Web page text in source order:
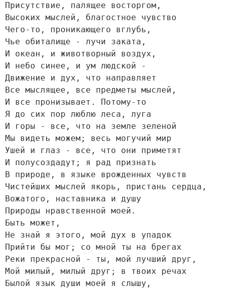
Присутствие, палящее восторгом,
Высоких мыслей, благостное чувство
Чего-то, проникающего вглубь,
Чье обиталище - лучи заката,
И океан, и животворный воздух,
И небо синее, и ум людской -
Движение и дух, что направляет
Все мыслящее, все предметы мыслей,
И все пронизывает. Потому-то
Я до сих пор люблю леса, луга
И горы - все, что на земле зеленой
Мы видеть можем; весь могучий мир
Ушей и глаз - все, что они приметят
И полусоздадут; я рад признать
В природе, в языке врожденных чувств
Чистейших мыслей якорь, пристань сердца,
Вожатого, наставника и душу
Природы нравственной моей.
Быть может,
Не знай я этого, мой дух в упадок
Прийти бы мог; со мной ты на брегах
Реки прекрасной - ты, мой лучший друг,
Мой милый, милый друг; в твоих речах
Былой язык души моей я слышу,